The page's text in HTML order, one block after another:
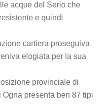
acque del Serio che
e quindi
cartiera proseguiva
elogiata per la sua
provinciale di
presenta ben 87 tipi